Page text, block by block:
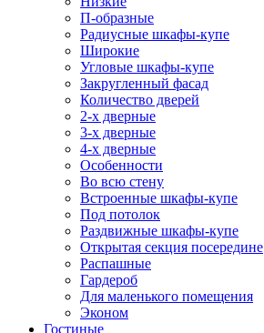
П-образные
Радиусные шкафы-купе
Широкие
Угловые шкафы-купе
Закругленный фасад
Количество дверей
2-х дверные
3-х дверные
4-х дверные
Особенности
Во всю стену
Встроенные шкафы-купе
Под потолок
Раздвижные шкафы-купе
Открытая секция посередине
Распашные
Гардероб
Для маленького помещения
Эконом
Гостиные